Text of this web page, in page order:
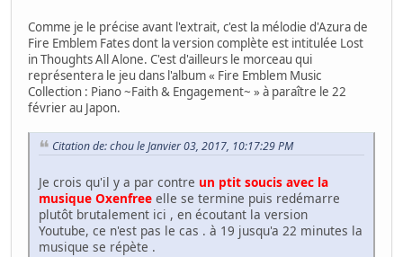
Comme je le précise avant l'extrait, c'est la mélodie d'Azura de
Fire Emblem Fates dont la version complète est intitulée Lost
in Thoughts All Alone. C'est d'ailleurs le morceau qui
représentera le jeu dans l'album « Fire Emblem Music
Collection : Piano ~Faith & Engagement~ » à paraître le 22
février au Japon.
Citation de: chou le Janvier 03, 2017, 10:17:29 PM
Je crois qu'il y a par contre un ptit soucis avec la
musique Oxenfree elle se termine puis redémarre
plutôt brutalement ici , en écoutant la version
Youtube, ce n'est pas le cas . à 19 jusqu'a 22 minutes la
musique se répète .